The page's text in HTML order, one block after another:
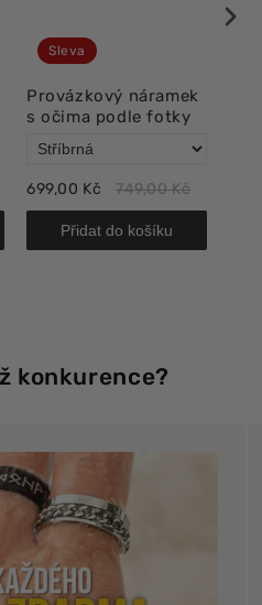
Sleva
Provázkový náramek
s očima podle fotky
699,00 Kč 749,00 Kč
Přidat do košíku
konkurence?